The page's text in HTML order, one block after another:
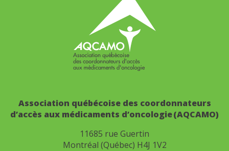
Association québécoise des coordonnateurs
d’accès aux médicaments d’oncologie (AQCAMO)
11685 rue Guertin
Montréal (Québec) H4J 1V2